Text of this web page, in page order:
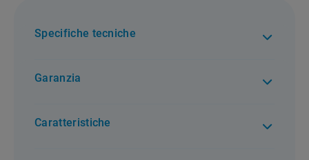
Specifiche tecniche
Garanzia
Caratteristiche